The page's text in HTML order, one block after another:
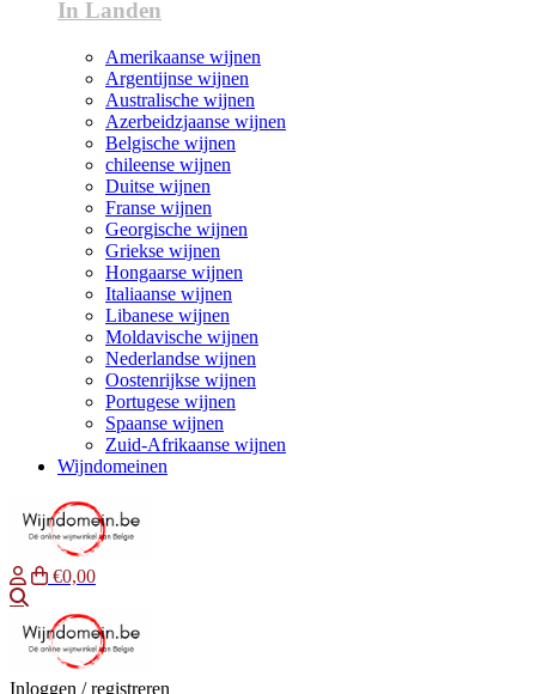
In Landen
Amerikaanse wijnen
Argentijnse wijnen
Australische wijnen
Azerbeidzjaanse wijnen
Belgische wijnen
chileense wijnen
Duitse wijnen
Franse wijnen
Georgische wijnen
Griekse wijnen
Hongaarse wijnen
Italiaanse wijnen
Libanese wijnen
Moldavische wijnen
Nederlandse wijnen
Oostenrijkse wijnen
Portugese wijnen
Spaanse wijnen
Zuid-Afrikaanse wijnen
Wijndomeinen
€0,00
Inloggen /registreren